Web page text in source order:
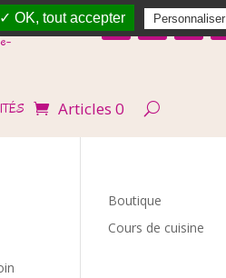
Articles 0
Boutique
Cours de cuisine
✓ OK, tout accepter Personnaliser